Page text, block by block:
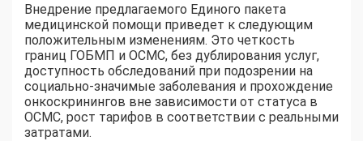
Внедрение предлагаемого Единого пакета
медицинской помощи приведет к следующим
положительным изменениям. Это четкость
границ ГОБМП и ОСМС, без дублирования услуг,
доступность обследований при подозрении на
социально-значимые заболевания и прохождение
онкоскринингов вне зависимости от статуса в
ОСМС, рост тарифов в соответствии с реальными
затратами.